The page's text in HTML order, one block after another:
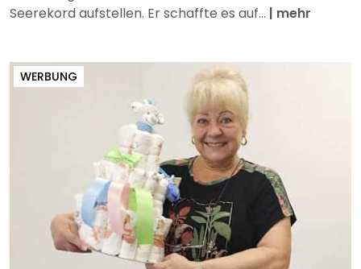
Seerekord aufstellen. Er schaffte es auf... | mehr
WERBUNG